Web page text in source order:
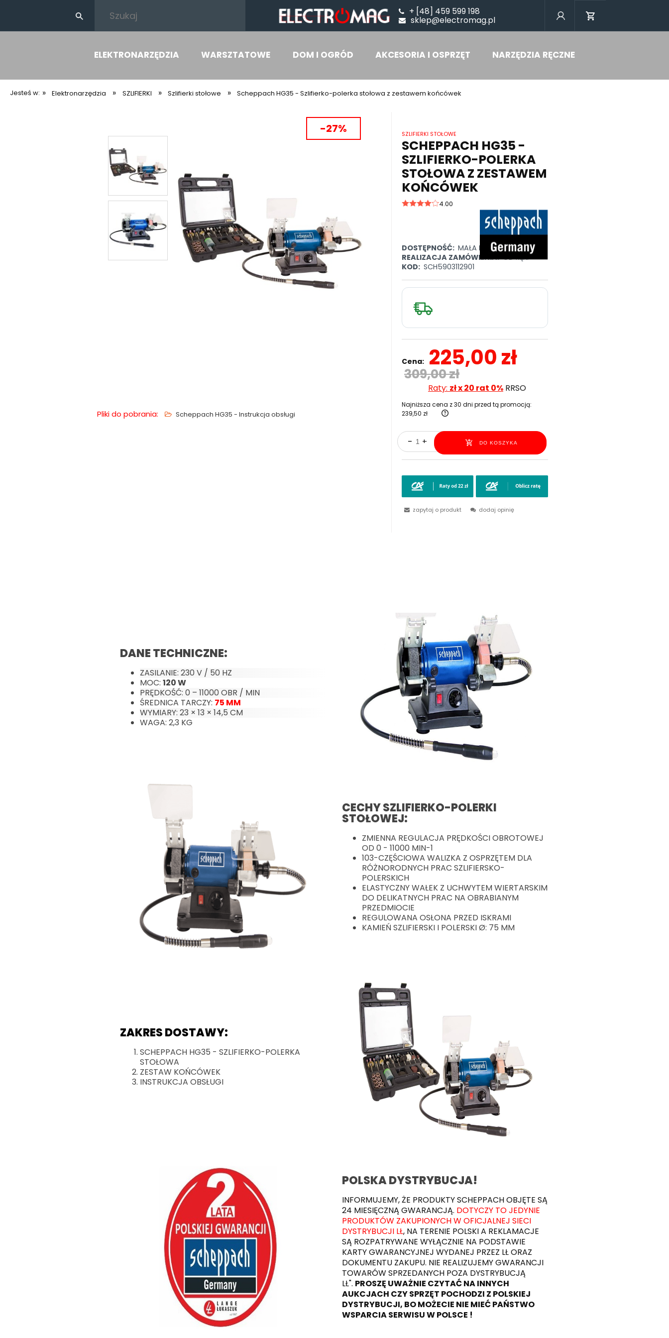
+ [48] 459 599 198
sklep@electromag.pl
ELEKTRONARZĘDZIA WARSZTATOWE DOM I OGRÓD AKCESORIA I OSPRZĘT NARZĘDZIA RĘCZNE
Jesteś w: » Elektronarzędzia » SZLIFIERKI » Szlifierki stołowe » Scheppach HG35 - Szlifierko-polerka stołowa z zestawem końcówek
-27%
Pliki do pobrania: Scheppach HG35 - Instrukcja obsługi
SZLIFIERKI STOŁOWE
SCHEPPACH HG35 -
SZLIFIERKO-POLERKA
STOŁOWA Z ZESTAWEM
KOŃCÓWEK
4.00
DOSTĘPNOŚĆ: MAŁA ILOŚĆ
REALIZACJA ZAMÓWIENIA: OD RĘKI
KOD: SCH5903112901
Cena: 225,00 zł
309,00 zł
Raty: zł x 20 rat 0%RRSO
Najniższa cena z 30 dni przed tą promocją:
239,50 zł
DO KOSZYKA
zapytaj o produkt dodaj opinię
DANE TECHNICZNE:
ZASILANIE: 230 V / 50 HZ
MOC: 120 W
PRĘDKOŚĆ: 0 – 11000 OBR / MIN
ŚREDNICA TARCZY: 75 MM
WYMIARY: 23 × 13 × 14,5 CM
WAGA: 2,3 KG
CECHY SZLIFIERKO-POLERKI
STOŁOWEJ:
ZMIENNA REGULACJA PRĘDKOŚCI OBROTOWEJ
OD 0 - 11000 MIN-1
103-CZĘŚCIOWA WALIZKA Z OSPRZĘTEM DLA
RÓŻNORODNYCH PRAC SZLIFIERSKO-
POLERSKICH
ELASTYCZNY WAŁEK Z UCHWYTEM WIERTARSKIM
DO DELIKATNYCH PRAC NA OBRABIANYM
PRZEDMIOCIE
REGULOWANA OSŁONA PRZED ISKRAMI
KAMIEŃ SZLIFIERSKI I POLERSKI Ø: 75 MM
ZAKRES DOSTAWY:
SCHEPPACH HG35 - SZLIFIERKO-POLERKA
STOŁOWA
ZESTAW KOŃCÓWEK
INSTRUKCJA OBSŁUGI
POLSKA DYSTRYBUCJA!
INFORMUJEMY, ŻE PRODUKTY SCHEPPACH OBJĘTE SĄ
24 MIESIĘCZNĄ GWARANCJĄ. DOTYCZY TO JEDYNIE
PRODUKTÓW ZAKUPIONYCH W OFICJALNEJ SIECI
DYSTRYBUCJI LŁ, NA TERENIE POLSKI A REKLAMACJE
SĄ ROZPATRYWANE WYŁĄCZNIE NA PODSTAWIE
KARTY GWARANCYJNEJ WYDANEJ PRZEZ LŁ ORAZ
DOKUMENTU ZAKUPU. NIE REALIZUJEMY GWARANCJI
TOWARÓW SPRZEDANYCH POZA DYSTRYBUCJĄ
LŁ". PROSZĘ UWAŻNIE CZYTAĆ NA INNYCH
AUKCJACH CZY SPRZĘT POCHODZI Z POLSKIEJ
DYSTRYBUCJI, BO MOŻECIE NIE MIEĆ PAŃSTWO
WSPARCIA SERWISU W POLSCE !